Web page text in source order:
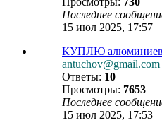
Последнее
15 июл 2025, 17:57
КУПЛЮ
antuchov@gmail.com
Ответы: 10
Просмотры: 7653
Последнее
15 июл 2025, 17:53